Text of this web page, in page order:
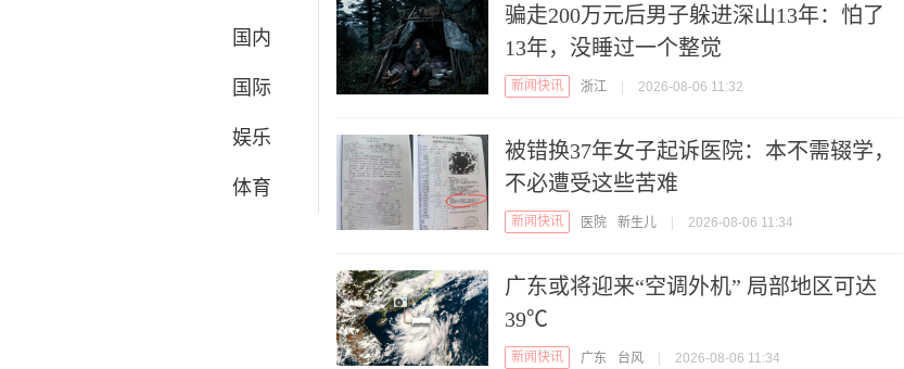
国内
国际
娱乐
体育
骗走200万元后男子躲进深山13年：怕了
13年，没睡过一个整觉
新闻快讯 浙江 2026-08-06 11:32
被错换37年女子起诉医院：本不需辍学，
不必遭受这些苦难
新闻快讯 医院 新生儿 2026-08-06 11:34
广东或将迎来“空调外机” 局部地区可达
39℃
新闻快讯 广东 台风 2026-08-06 11:34